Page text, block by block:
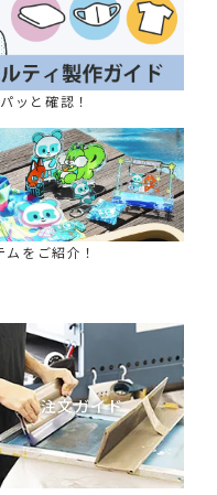
ッと確認！
をご紹介！
注文ガイド